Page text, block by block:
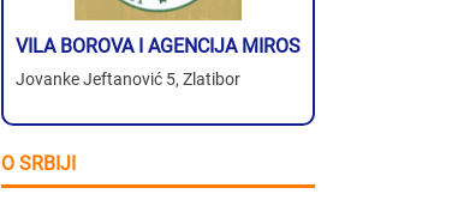
VILA BOROVA I AGENCIJA MIROS
Jovanke Jeftanović 5, Zlatibor
O SRBIJI